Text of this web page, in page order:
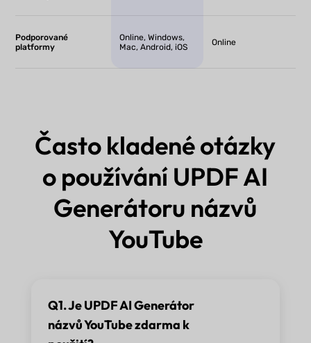
Podporované
platformy
Online, Windows,
Mac, Android, iOS
Online
Často kladené otázky
o používání UPDF AI
Generátoru názvů
YouTube
Q1. Je UPDF AI Generátor
názvů YouTube zdarma k